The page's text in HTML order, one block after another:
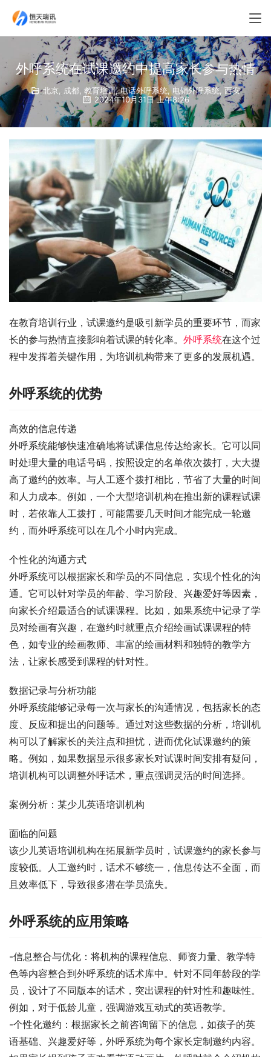
外呼系统在试课邀约中提高家长参与热情
北京 成都 教育培训,电话外呼系统,电销外呼系统, 西安
2024年10月31日 上午8:26
在教育培训行业，试课邀约是吸引新学员的重要环节，而家
长的参与热情直接影响着试课的转化率。 外呼系统在这个过
程中发挥着关键作用，为培训机构带来了更多的发展机遇。
外呼系统的优势
高效的信息传递
外呼系统能够快速准确地将试课信息传达给家长。它可以同
时处理大量的电话号码，按照设定的名单依次拨打，大大提
高了邀约的效率。与人工逐个拨打相比，节省了大量的时间
和人力成本。例如，一个大型培训机构在推出新的课程试课
时，若依靠人工拨打，可能需要几天时间才能完成一轮邀
约，而外呼系统可以在几个小时内完成。
个性化的沟通方式
外呼系统可以根据家长和学员的不同信息，实现个性化的沟
通。它可以针对学员的年龄、学习阶段、兴趣爱好等因素，
向家长介绍最适合的试课课程。比如，如果系统中记录了学
员对绘画有兴趣，在邀约时就重点介绍绘画试课课程的特
色，如专业的绘画教师、丰富的绘画材料和独特的教学方
法，让家长感受到课程的针对性。
数据记录与分析功能
外呼系统能够记录每一次与家长的沟通情况，包括家长的态
度、反应和提出的问题等。通过对这些数据的分析，培训机
构可以了解家长的关注点和担忧，进而优化试课邀约的策
略。例如，如果数据显示很多家长对试课时间安排有疑问，
培训机构可以调整外呼话术，重点强调灵活的时间选择。
案例分析：某少儿英语培训机构
面临的问题
该少儿英语培训机构在拓展新学员时，试课邀约的家长参与
度较低。人工邀约时，话术不够统一，信息传达不全面，而
且效率低下，导致很多潜在学员流失。
外呼系统的应用策略
-信息整合与优化：将机构的课程信息、师资力量、教学特
色等内容整合到外呼系统的话术库中。针对不同年龄段的学
员，设计了不同版本的话术，突出课程的针对性和趣味性。
例如，对于低龄儿童，强调游戏互动式的英语教学。
-个性化邀约：根据家长之前咨询留下的信息，如孩子的英
语基础、兴趣爱好等，外呼系统为每个家长定制邀约内容。